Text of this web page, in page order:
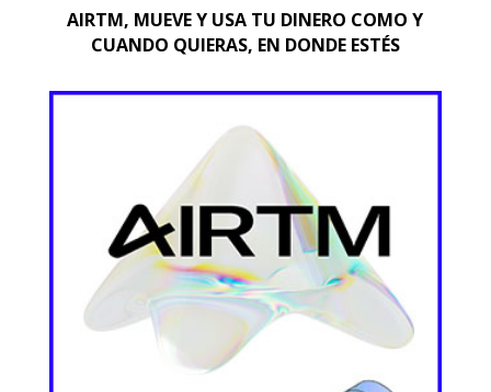
AIRTM, MUEVE Y USA TU DINERO COMO Y
CUANDO QUIERAS, EN DONDE ESTÉS